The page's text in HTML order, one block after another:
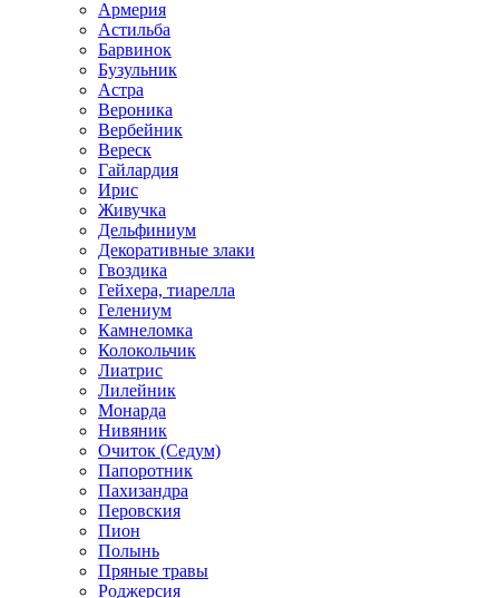
Армерия
Астильбa
Барвинок
Бузульник
Астра
Вероника
Вербейник
Вереск
Гайлардия
Ирис
Живучка
Дельфиниум
Декоративные злаки
Гвоздика
Гейхера, тиарелла
Гелениум
Камнеломка
Колокольчик
Лиатрис
Лилейник
Монарда
Нивяник
Очиток (Седум)
Папоротник
Пахизандра
Перовския
Пион
Полынь
Пряные травы
Роджерсия